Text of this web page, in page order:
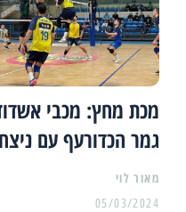
מכת מחץ: מכבי
גמר הכדורעף עם
מאור לוי
05/03/2024